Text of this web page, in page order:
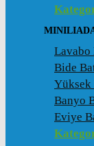
Lavabo
Bide
Yüksek
Banyo
Eviye